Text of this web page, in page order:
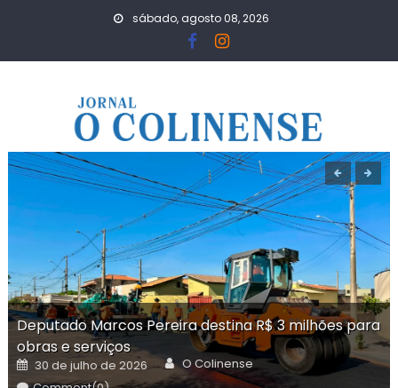
sábado, agosto 08, 2026
Deputado Marcos Pereira destina R$ 3 milhões para
obras e serviços
Posted
on
30 de julho de 2026 Author
O Colinense